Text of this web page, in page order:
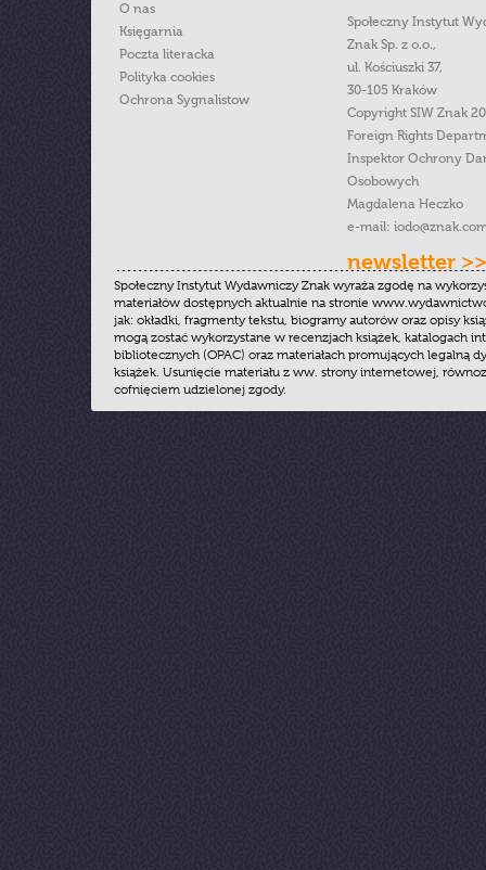
O nas
Księgarnia
Poczta literacka
Polityka cookies
Ochrona Sygnalistow
Społeczny Instytut
Znak Sp. z o.o.,
ul. Kościuszki 37,
30-105 Kraków
Copyright SIW Znak
Foreign Rights
Inspektor Ochrony
Osobowych
Magdalena Heczko
e-mail:
newsletter >>
Społeczny Instytut Wydawniczy Znak wyraża zgodę na
materiałów dostępnych aktualnie na stronie
jak: okładki, fragmenty tekstu, biogramy autorów oraz opisy
mogą zostać wykorzystane w recenzjach książek, katalogach
bibliotecznych (OPAC) oraz materiałach promujących legalną
książek. Usunięcie materiału z ww. strony internetowej,
cofnięciem udzielonej zgody.